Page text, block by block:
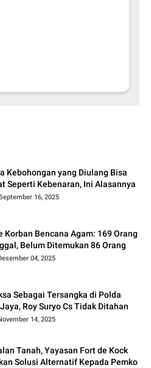
Kebohongan yang Diulang Bisa
Seperti Kebenaran, Ini Alasannya
16, 2025
Korban Bencana Agam: 169 Orang
Belum Ditemukan 86 Orang
04, 2025
Sebagai Tersangka di Polda
Roy Suryo Cs Tidak Ditahan
14, 2025
Tanah, Yayasan Fort de Kock
Solusi Alternatif Kepada Pemko